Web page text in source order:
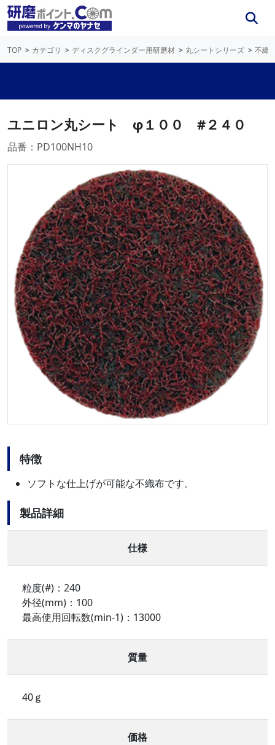
TOP カテゴリ ディスクグラインダー用研磨材 丸シートシリーズ 不織
ユニロン丸シート φ１００ #２４０
品番：PD100NH10
特徴
ソフトな仕上げが可能な不織布です。
製品詳細
仕様
粒度(#)：240
外径(mm)：100
最高使用回転数(min-1)：13000
質量
40ｇ
価格